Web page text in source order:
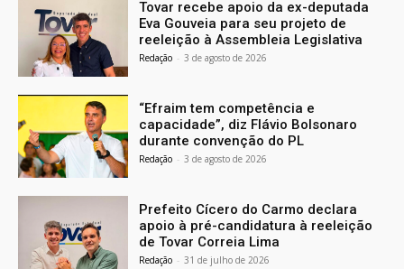
Tovar recebe apoio da ex-deputada
Eva Gouveia para seu projeto de
reeleição à Assembleia Legislativa
Redação - 3 de agosto de 2026
“Efraim tem competência e
capacidade”, diz Flávio Bolsonaro
durante convenção do PL
Redação - 3 de agosto de 2026
Prefeito Cícero do Carmo declara
apoio à pré-candidatura à reeleição
de Tovar Correia Lima
Redação - 31 de julho de 2026